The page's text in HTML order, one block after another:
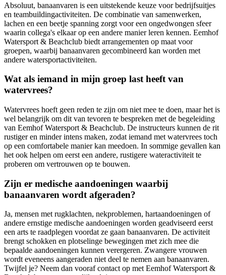
Absoluut, banaanvaren is een uitstekende keuze voor bedrijfsuitjes
en teambuildingactiviteiten. De combinatie van samenwerken,
lachen en een beetje spanning zorgt voor een ongedwongen sfeer
waarin collega's elkaar op een andere manier leren kennen. Eemhof
Watersport & Beachclub biedt arrangementen op maat voor
groepen, waarbij banaanvaren gecombineerd kan worden met
andere watersportactiviteiten.
Wat als iemand in mijn groep last heeft van
watervrees?
Watervrees hoeft geen reden te zijn om niet mee te doen, maar het is
wel belangrijk om dit van tevoren te bespreken met de begeleiding
van Eemhof Watersport & Beachclub. De instructeurs kunnen de rit
rustiger en minder intens maken, zodat iemand met watervrees toch
op een comfortabele manier kan meedoen. In sommige gevallen kan
het ook helpen om eerst een andere, rustigere wateractiviteit te
proberen om vertrouwen op te bouwen.
Zijn er medische aandoeningen waarbij
banaanvaren wordt afgeraden?
Ja, mensen met rugklachten, nekproblemen, hartaandoeningen of
andere ernstige medische aandoeningen worden geadviseerd eerst
een arts te raadplegen voordat ze gaan banaanvaren. De activiteit
brengt schokken en plotselinge bewegingen met zich mee die
bepaalde aandoeningen kunnen verergeren. Zwangere vrouwen
wordt eveneens aangeraden niet deel te nemen aan banaanvaren.
Twijfel je? Neem dan vooraf contact op met Eemhof Watersport &